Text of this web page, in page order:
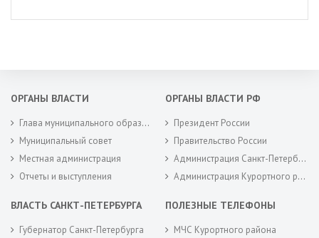
ОРГАНЫ ВЛАСТИ
Глава муниципального образования
Муниципальный совет
Местная администрация
Отчеты и выступления
ОРГАНЫ ВЛАСТИ РФ
Президент России
Правительство России
Администрация Санкт-Петербурга
Администрация Курортного района Санкт-Петербурга
ВЛАСТЬ САНКТ-ПЕТЕРБУРГА
Губернатор Санкт-Петербурга
ПОЛЕЗНЫЕ ТЕЛЕФОНЫ
МЧС Курортного района